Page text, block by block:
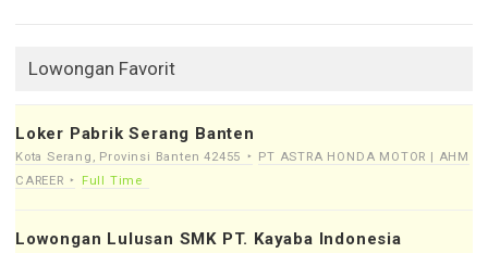
Lowongan Favorit
Loker Pabrik Serang Banten
Kota Serang, Provinsi Banten 42455
PT ASTRA HONDA MOTOR | AHM
CAREER
Full Time
Lowongan Lulusan SMK PT. Kayaba Indonesia